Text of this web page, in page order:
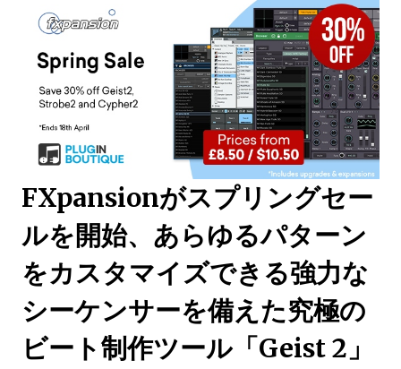
FXpansionがスプリングセー
ルを開始、あらゆるパターン
をカスタマイズできる強力な
シーケンサーを備えた究極の
ビート制作ツール「Geist 2」